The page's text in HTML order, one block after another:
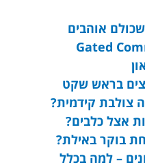
אוהבים
Gated
בראש שקט
צולבת קידמית?
אצל כלבים?
בוקר באילת?
– למה בכלל